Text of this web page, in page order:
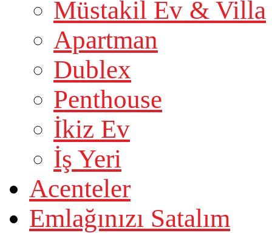
Müstakil Ev & Villa
Apartman
Dublex
Penthouse
İkiz Ev
İş Yeri
Acenteler
Emlağınızı Satalım